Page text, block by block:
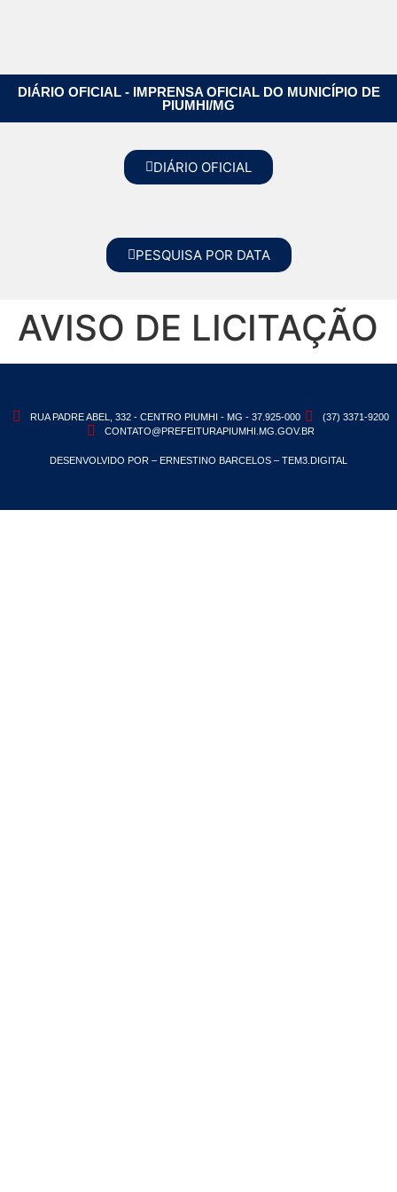
DIÁRIO OFICIAL - IMPRENSA OFICIAL DO MUNICÍPIO DE
PIUMHI/MG
DIÁRIO OFICIAL
PESQUISA POR DATA
AVISO DE LICITAÇÃO
RUA PADRE ABEL, 332 - CENTRO PIUMHI - MG - 37.925-000
(37) 3371-9200
CONTATO@PREFEITURAPIUMHI.MG.GOV.BR
DESENVOLVIDO POR – ERNESTINO BARCELOS – TEM3.DIGITAL